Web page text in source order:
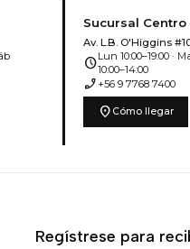
Sucursal
Av. L.B. O'Higgins
scheduleLun 10:00–19:00 ·
10:00–14:00
phone_enabled +56 9 7768 7400
location_on Cómo llegar
Regístrese para